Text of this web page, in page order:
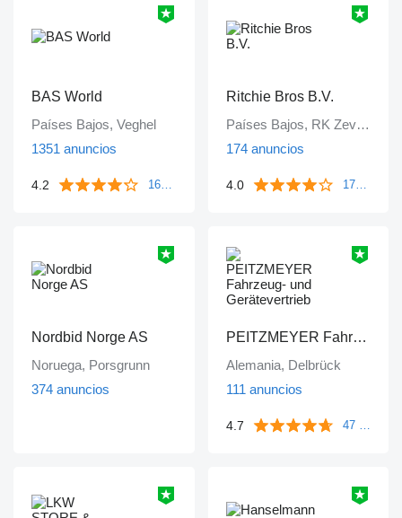
BAS World
Países Bajos, Veghel
1351 anuncios
4.2 1671 reseñas
Ritchie Bros B.V.
Países Bajos, RK Zevenbergen
174 anuncios
4.0 172 reseñas
Nordbid Norge AS
Noruega, Porsgrunn
374 anuncios
PEITZMEYER Fahrzeug- und Gerätevertrieb
Alemania, Delbrück
111 anuncios
4.7 47 reseñas